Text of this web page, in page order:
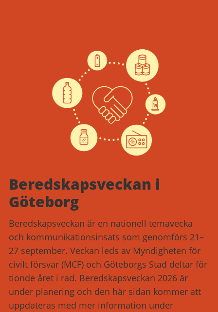
Beredskapsveckan i
Göteborg
Beredskapsveckan är en nationell temavecka
och kommunikationsinsats som genomförs 21–
27 september. Veckan leds av Myndigheten för
civilt försvar (MCF) och Göteborgs Stad deltar för
tionde året i rad. Beredskapsveckan 2026 är
under planering och den här sidan kommer att
uppdateras med mer information under